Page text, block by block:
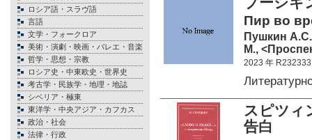
ロシア語・スラヴ語
言語
文学・フォークロア
美術・演劇・映画・バレエ・音楽
哲学・思想・宗教
ロシア史・中東欧史・世界史
考古学・民族学・地理・地誌
シベリア・極東
東洋学・中央アジア・カフカス
政治・社会
法律・行政
Пир во
Пушкин А.С.
М.,
2023 年 R232333
スピツィ
告白